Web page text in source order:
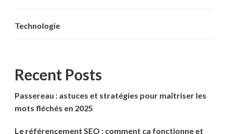
Technologie
Recent Posts
Passereau : astuces et stratégies pour maîtriser les
mots fléchés en 2025
Le référencement SEO : comment ça fonctionne et